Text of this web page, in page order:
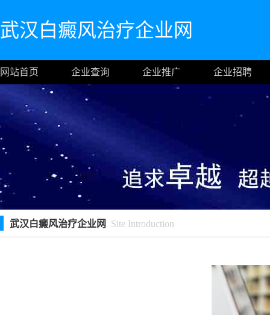
武汉白癜风治疗企业网
网站首页 企业查询 企业推广 企业招聘
武汉白癜风治疗企业网 Site Introduction